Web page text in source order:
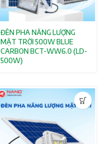
ĐÈN PHA NĂNG LƯỢNG
MẶT TRỜI 500W BLUE
CARBON BCT-WW6.0 (LD-
500W)